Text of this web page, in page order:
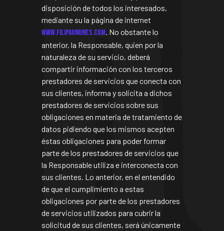
disposición de todos los interesados,
mediante su la página de internet
www.filipaonunes.com . No obstante lo
anterior, la Responsable, quien por la
naturaleza de su servicio, deberá
compartir información con los terceros
prestadores de servicios que conecta con
sus clientes, informa y solicita a dichos
prestadores de servicios sobre sus
obligaciones en materia de tratamiento de
datos pidiendo que los mismos acepten
éstas obligaciones para poder formar
parte de los prestadores de servicios que
la Responsable utiliza e interconecta con
sus clientes. Lo anterior, en el entendido
de que el cumplimiento a estas
obligaciones por parte de los prestadores
de servicios utilizados para cubrir la
solicitud de sus clientes, será únicamente